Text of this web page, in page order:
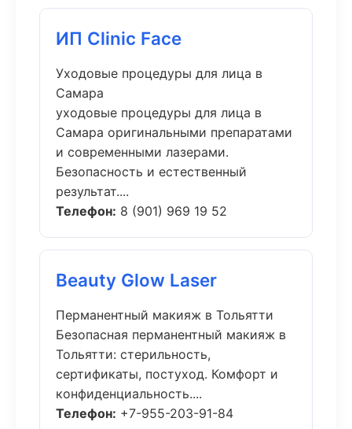
ИП Clinic Face
Уходовые процедуры для лица в
Самара
уходовые процедуры для лица в
Самара оригинальными препаратами
и современными лазерами.
Безопасность и естественный
результат....
Телефон: 8 (901) 969 19 52
Beauty Glow Laser
Перманентный макияж в Тольятти
Безопасная перманентный макияж в
Тольятти: стерильность,
сертификаты, постуход. Комфорт и
конфиденциальность....
Телефон: +7-955-203-91-84